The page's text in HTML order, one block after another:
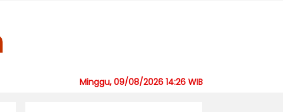
Minggu, 09/08/2026 14:26 WIB